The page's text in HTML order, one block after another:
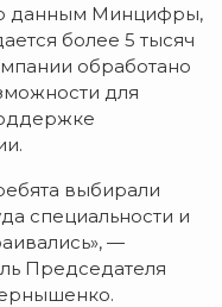
данным Минцифры,
более 5 тысяч
обработано
для
выбирали
специальности и
—
Председателя